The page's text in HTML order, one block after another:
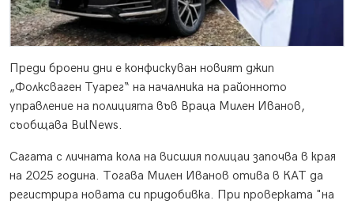
Преди броени дни е конфискуван новият джип
„Фолксваген Туарег“ на началника на районното
управление на полицията във Враца Милен Иванов,
съобщава BulNews.
Сагата с личната кола на висшия полицаи започва в края
на 2025 година. Тогава Милен Иванов отива в КАТ да
регистрира новата си придобивка. При проверката "на